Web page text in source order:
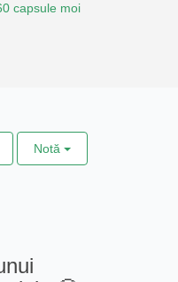
capsule moi
Notă